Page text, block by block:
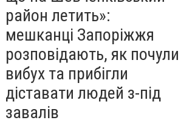
район летить»:
мешканці Запоріжжя
розповідають, як почули
вибух та прибігли
діставати людей з-під
завалів